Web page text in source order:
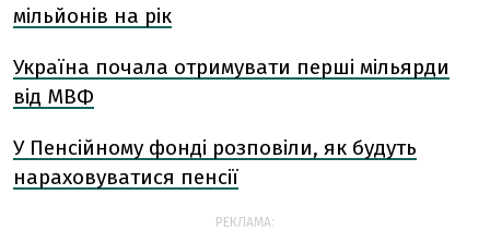
мільйонів на рік
Україна почала отримувати перші мільярди
від МВФ
У Пенсійному фонді розповіли, як будуть
нараховуватися пенсії
РЕКЛАМА: